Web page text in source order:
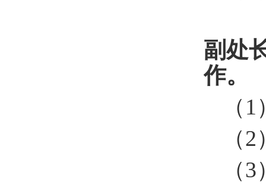
副处
作
（ 1
（2
（3